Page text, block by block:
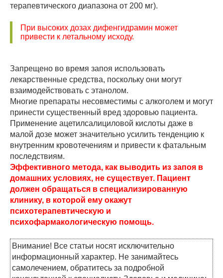
терапевтического диапазона от 200 мг).
При высоких дозах дифенгидрамин может
привести к летальному исходу.
Запрещено во время запоя использовать
лекарственные средства, поскольку они могут
взаимодействовать с этанолом.
Многие препараты несовместимы с алкоголем и могут
принести существенный вред здоровью пациента.
Применение ацетилсалициловой кислоты даже в
малой дозе может значительно усилить тенденцию к
внутренним кровотечениям и привести к фатальным
последствиям.
Эффективного метода, как выводить из запоя в
домашних условиях, не существует. Пациент
должен обращаться в специализированную
клинику, в которой ему окажут
психотерапевтическую и
психофармакологическую помощь.
Внимание! Все статьи носят исключительно
информационный характер. Не занимайтесь
самолечением, обратитесь за подробной